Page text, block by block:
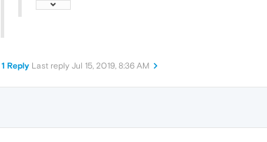
1 Reply Last reply Jul 15, 2019, 8:36 AM